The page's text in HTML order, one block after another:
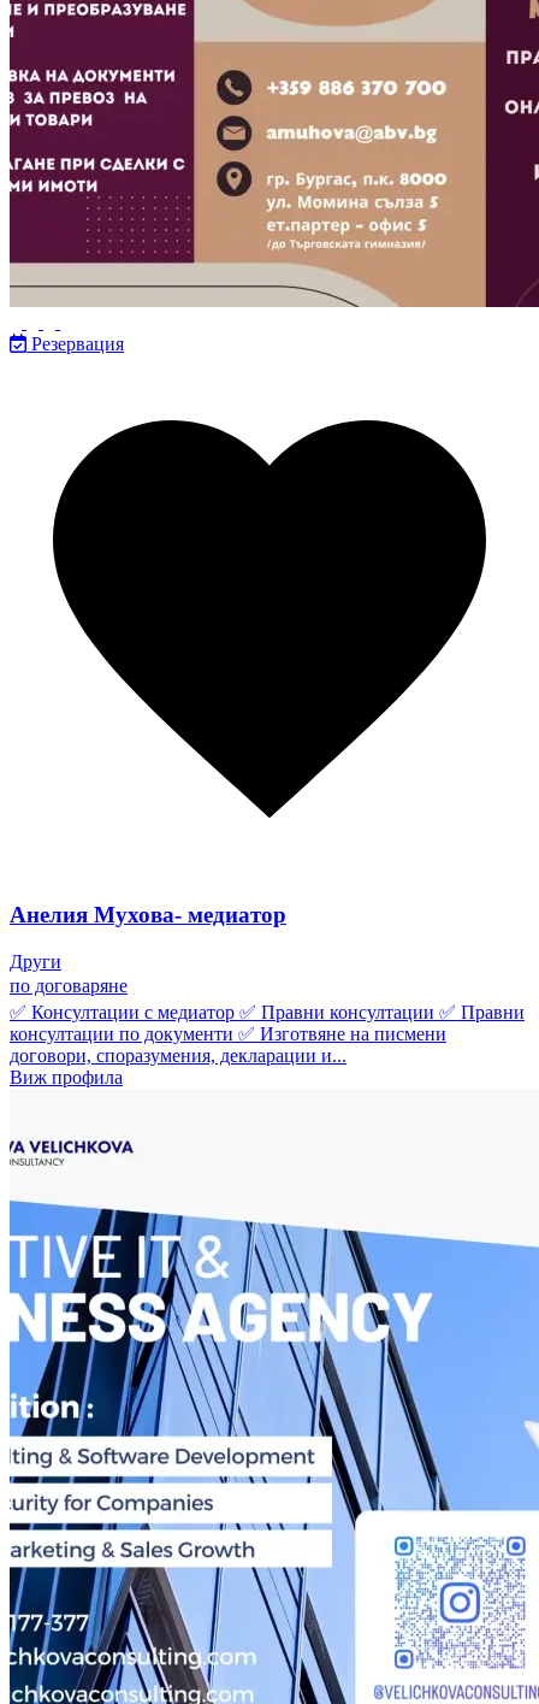
Резервация
Анелия Мухова- медиатор
Други
по договаряне
✅ Консултации с медиатор ✅ Правни консултации ✅ Правни
консултации по документи ✅ Изготвяне на писмени
договори, споразумения, декларации и...
Виж профила